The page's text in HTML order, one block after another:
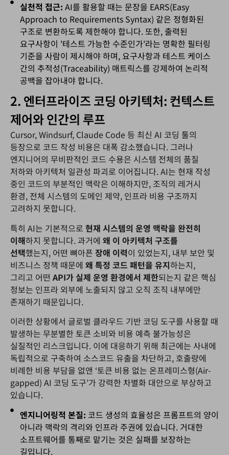
실천적 접근: AI를 활용할 때는 문장을 EARS(Easy
Approach to Requirements Syntax) 같은 정형화된
구조로 변환하도록 제한해야 합니다. 또한, 출력된
요구사항이 '테스트 가능한 수준인가'라는 명확한 필터링
기준을 사람이 제시해야 하며, 요구사항과 테스트 케이스
간의 추적성(Traceability) 매트릭스를 강제하여 논리적
공백을 잡아내야 합니다.
2. 엔터프라이즈 코딩 아키텍처: 컨텍스트
제어와 인간의 루프
Cursor, Windsurf, Claude Code 등 최신 AI 코딩 툴의
등장으로 코드 작성 비용은 대폭 감소했습니다. 그러나
엔지니어의 무비판적인 코드 수용은 시스템 전체의 품질
저하와 아키텍처 일관성 파괴로 이어집니다. AI는 현재 작성
중인 코드의 부분적인 맥락은 이해하지만, 조직의 레거시
환경, 전체 시스템의 도메인 제약, 인프라 비용 구조까지
고려하지 못합니다.
특히 AI는 기본적으로 현재 시스템의 운영 맥락을 완전히
이해하지 못합니다. 과거에 왜 이 아키텍처 구조를
선택했는지, 어떤 뼈아픈 장애 이력이 있었는지, 내부 보안 및
비즈니스 정책 때문에 왜 특정 코드 패턴을 유지하는지,
그리고 어떤 API가실제 운영 환경에서 제한되는지 같은 핵심
정보는 인프라 외부에 노출되지 않고 오직 조직 내부에만
존재하기 때문입니다.
이러한 상황에서 글로벌 클라우드 기반 코딩 도구를 사용할 때
발생하는 무분별한 토큰 소비와 비용 예측 불가능성은
실질적인 리스크입니다. 이에 대응하기 위해 최근에는 사내에
독립적으로 구축하여 소스코드 유출을 차단하고, 호출량에
비례한 비용 부담을 없앤 ‘토큰 비용 없는 온프레미스형(Air-
gapped) AI 코딩 도구’가 강력한 차별화 대안으로 부상하고
있습니다.
엔지니어링적 본질: 코드 생성의 효율성은 프롬프트의 양이
아니라 맥락의 격리와 인프라 주권에 있습니다. 거대한
소프트웨어를 통째로 맡기는 것은 실패를 보장하는
길입니다.